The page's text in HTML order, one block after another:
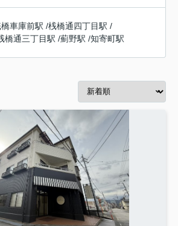
車庫前駅 /桟橋通四丁目駅 /
橋通三丁目駅 /薊野駅 /知寄町駅